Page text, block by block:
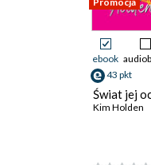
ebook
43 pkt
Świat jej
Kim Holden